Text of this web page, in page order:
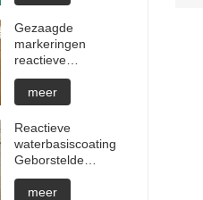
Gezaagde
markeringen
reactieve
behandeling
onzichtbare
geoliede
parketvloeren
meer
Reactieve
waterbasiscoating
Geborstelde
parketvloeren
meer